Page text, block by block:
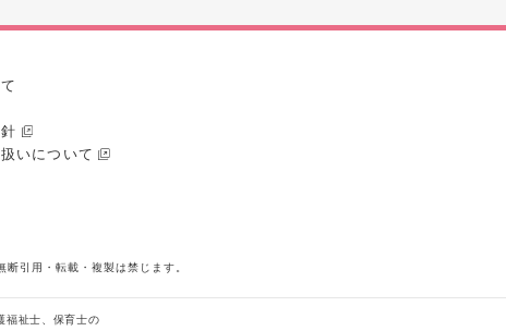
いについて
引用・転載・複製は禁じます。
福祉士、保育士の